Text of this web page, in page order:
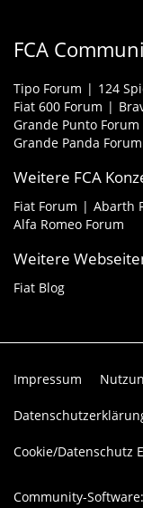
FCA
Tipo Forum 124
Fiat 600 Forum
Grande Punto Forum
Grande Panda Forum
Weitere FCA
Fiat Forum Abarth
Alfa Romeo Forum
Weitere
Fiat Blog
Impressum
Cookie/Datenschutz
Community-Software: